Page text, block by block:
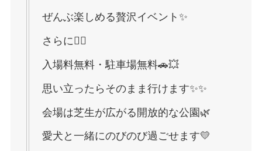
ぜんぶ楽しめる贅沢イベント✨
さらに👇🏻
入場料無料・駐車場無料🚗💥
思い立ったらそのまま行けます✨✨
会場は芝生が広がる開放的な公園🌿
愛犬と一緒にのびのび過ごせます💛